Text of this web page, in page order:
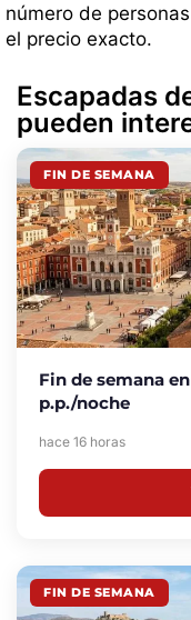
número de
el precio exacto.
Escapadas
pueden
FIN DE SEMANA
Fin de semana
p.p./noche
hace 16 horas
FIN DE SEMANA